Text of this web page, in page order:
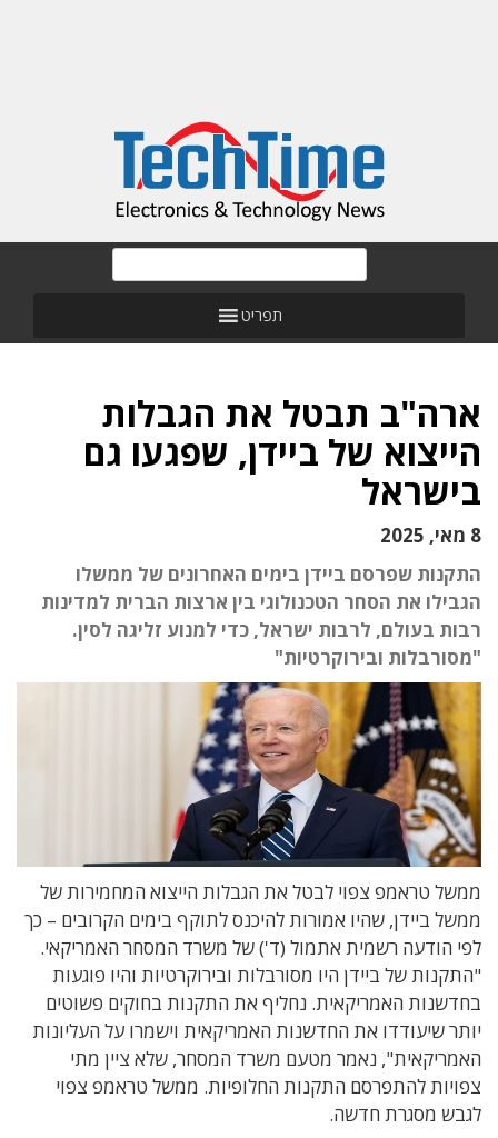
תפריט
ארה"ב תבטל את הגבלות
הייצוא של ביידן, שפגעו גם
בישראל
8 מאי, 2025
התקנות שפרסם ביידן בימים האחרונים של ממשלו
הגבילו את הסחר הטכנולוגי בין ארצות הברית למדינות
רבות בעולם, לרבות ישראל, כדי למנוע זליגה לסין.
"מסורבלות ובירוקרטיות"
ממשל טראמפ צפוי לבטל את הגבלות הייצוא המחמירות של
ממשל ביידן, שהיו אמורות להיכנס לתוקף בימים הקרובים – כך
לפי הודעה רשמית אתמול (ד') של משרד המסחר האמריקאי.
"התקנות של ביידן היו מסורבלות ובירוקרטיות והיו פוגעות
בחדשנות האמריקאית. נחליף את התקנות בחוקים פשוטים
יותר שיעודדו את החדשנות האמריקאית וישמרו על העליונות
האמריקאית", נאמר מטעם משרד המסחר, שלא ציין מתי
צפויות להתפרסם התקנות החלופיות. ממשל טראמפ צפוי
לגבש מסגרת חדשה.